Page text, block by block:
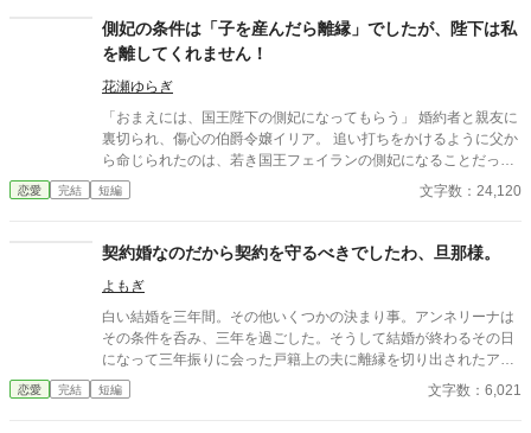
側妃の条件は「子を産んだら離縁」でしたが、陛下は私
を離してくれません！
花瀬ゆらぎ
「おまえには、国王陛下の側妃になってもらう」 婚約者と親友に
裏切られ、傷心の伯爵令嬢イリア。 追い打ちをかけるように父か
ら命じられたのは、若き国王フェイランの側妃になることだっ
た。 しかし、王宮で待っていたのは、「世継ぎを産んだら離縁」
という非情な条件。 夫となったフェイランは冷たく、侍女からは
ど、イリアは知ってしまう。 彼が兄の死と誤解に苦しみ、誰より
も孤独の中にいることを──。 「私は、陛下の幸せを願っており
ます。だから……離縁してください」 フェイランを想い、身を引
こうとしたイリア。 しかし、無関心だったはずの陛下が、イリア
を強く抱きしめて……！？ 「離縁する気か？ 許さない。私の心
を乱しておいて、逃げられると思うな」 凍てついた王の心を溶か
妃へと昇り詰める逆転ラブロマンス！
恋愛 完結 短編 文字数：24,120
契約婚なのだから契約を守るべきでしたわ、旦那様。
よもぎ
白い結婚を三年間。その他いくつかの決まり事。アンネリーナは
その条件を呑み、三年を過ごした。そうして結婚が終わるその日
になって三年振りに会った戸籍上の夫に離縁を切り出されたアン
ネリーナは言う。追加の慰謝料を頂きます――
恋愛 完結 短編 文字数：6,021